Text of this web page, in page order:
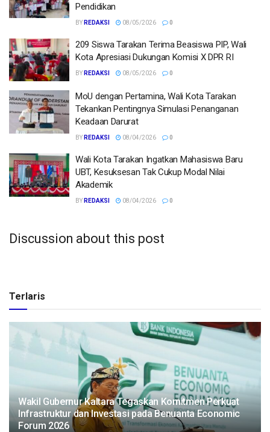
Pendidikan
BY REDAKSI 08/05/2026 0
209 Siswa Tarakan Terima Beasiswa PIP, Wali
Kota Apresiasi Dukungan Komisi X DPR RI
BY REDAKSI 08/05/2026 0
MoU dengan Pertamina, Wali Kota Tarakan
Tekankan Pentingnya Simulasi Penanganan
Keadaan Darurat
BY REDAKSI 08/04/2026 0
Wali Kota Tarakan Ingatkan Mahasiswa Baru
UBT, Kesuksesan Tak Cukup Modal Nilai
Akademik
BY REDAKSI 08/04/2026 0
Discussion about this post
Terlaris
Wakil Gubernur Kaltara Tegaskan Komitmen Perkuat
Infrastruktur dan Investasi pada Benuanta Economic
Forum 2026